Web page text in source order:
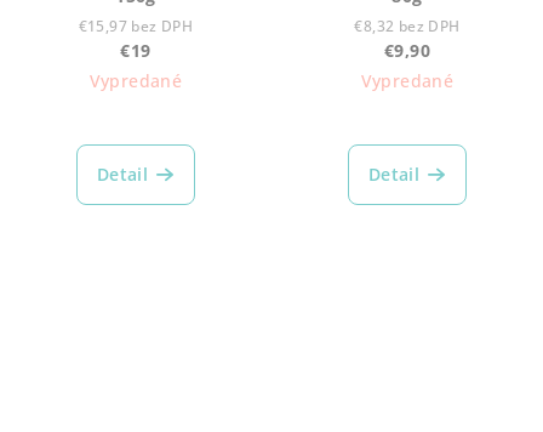
€15,97 bez DPH
€19
Vypredané
Detail
€8,32 bez DPH
€9,90
Vypredané
Detail